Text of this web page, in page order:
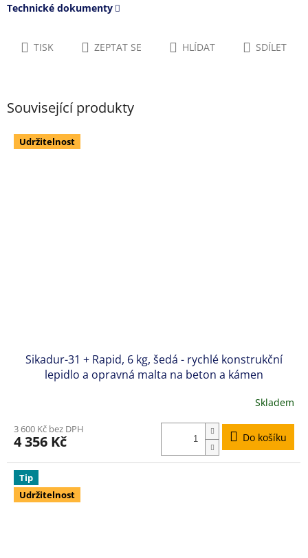
Technické dokumenty
TISK ZEPTAT SE HLÍDAT SDÍLET
Související produkty
Udržitelnost
Sikadur-31 + Rapid, 6 kg, šedá - rychlé konstrukční
lepidlo a opravná malta na beton a kámen
Skladem
3 600 Kč bez DPH
4 356 Kč Do košíku
Tip
Udržitelnost